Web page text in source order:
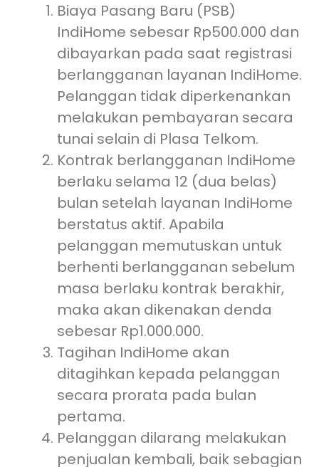
Biaya Pasang Baru (PSB)
IndiHome sebesar Rp500.000 dan
dibayarkan pada saat registrasi
berlangganan layanan IndiHome.
Pelanggan tidak diperkenankan
melakukan pembayaran secara
tunai selain di Plasa Telkom.
Kontrak berlangganan IndiHome
berlaku selama 12 (dua belas)
bulan setelah layanan IndiHome
berstatus aktif. Apabila
pelanggan memutuskan untuk
berhenti berlangganan sebelum
masa berlaku kontrak berakhir,
maka akan dikenakan denda
sebesar Rp1.000.000.
Tagihan IndiHome akan
ditagihkan kepada pelanggan
secara prorata pada bulan
pertama.
Pelanggan dilarang melakukan
penjualan kembali, baik sebagian